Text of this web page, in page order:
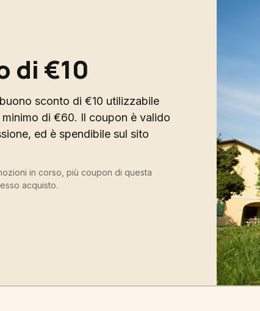
di €10
sconto di €10 utilizzabile
di €60. Il coupon è valido
ed è spendibile sul sito
in corso, più coupon di questa
acquisto.